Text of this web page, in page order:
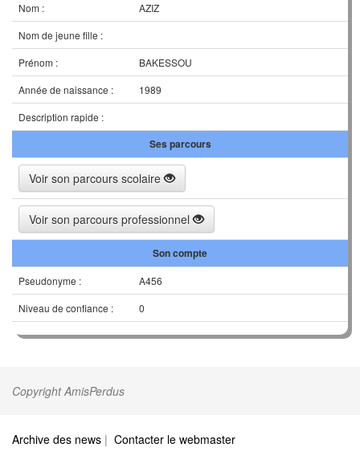
Nom :
AZIZ
Nom de jeune fille :
Prénom :
BAKESSOU
Année de naissance :
1989
Description rapide :
Ses parcours
Voir son parcours scolaire
Voir son parcours professionnel
Son compte
Pseudonyme :
A456
Niveau de confiance :
0
Copyright AmisPerdus
Archive des news | Contacter le webmaster